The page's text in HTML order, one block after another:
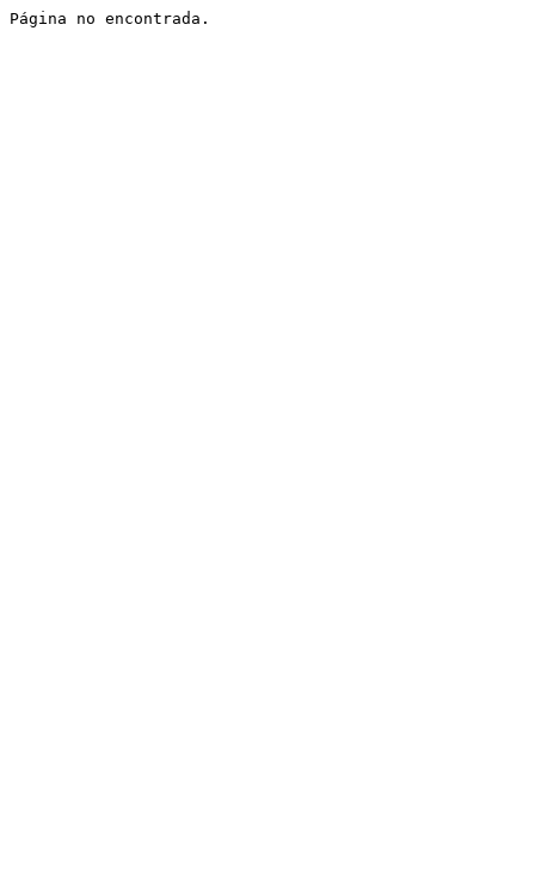
Página no encontrada.